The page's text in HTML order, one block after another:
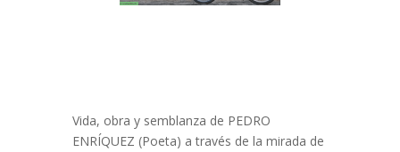
Vida, obra y semblanza de PEDRO
ENRÍQUEZ (Poeta) a través de la mirada de